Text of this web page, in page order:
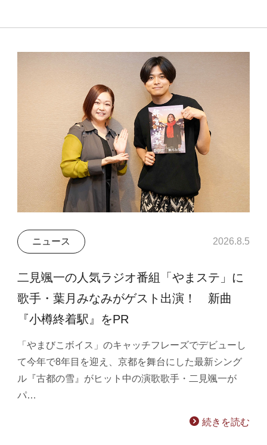
ニュース 2026.8.5
二見颯一の人気ラジオ番組「やまステ」に
歌手・葉月みなみがゲスト出演！ 新曲
『小樽終着駅』をPR
「やまびこボイス」のキャッチフレーズでデビューし
て今年で8年目を迎え、京都を舞台にした最新シング
ル『古都の雪』がヒット中の演歌歌手・二見颯一が
パ…
続きを読む